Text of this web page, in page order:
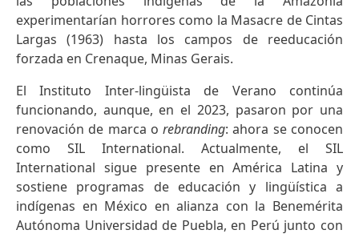
experimentarían horrores como la Masacre de Cintas
Largas (1963) hasta los campos de reeducación
forzada en Crenaque, Minas Gerais.
El Instituto Inter-lingüista de Verano continúa
funcionando, aunque, en el 2023, pasaron por una
renovación de marca orebranding: ahora se conocen
como SIL International. Actualmente, el SIL
International sigue presente en América Latina y
sostiene programas de educación y lingüística a
indígenas en México en alianza con la Benemérita
Autónoma Universidad de Puebla, en Perú junto con